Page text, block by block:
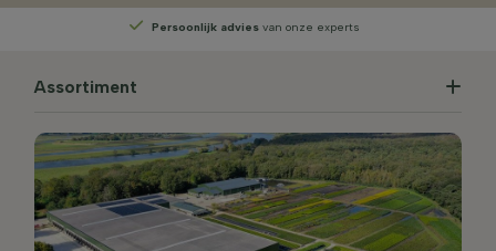
Persoonlijk advies van onze experts
Assortiment